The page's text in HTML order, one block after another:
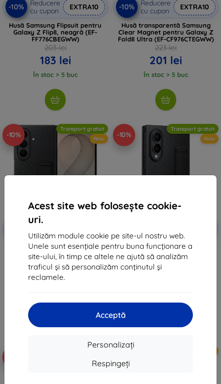
Acest site web folosește cookie-
uri.
Utilizăm module cookie pe site-ul nostru web.
Unele sunt esențiale pentru buna funcționare a
site-ului, în timp ce altele ne ajută să analizăm
traficul și să personalizăm conținutul și
reclamele.
Acceptă
Personalizați
Respingeți
-10%
Reducere
cu cupon
EXTRA10
Husă Samsung Flipsuit pentru
Galaxy Z Flip8, neagră (EF-
FF776CBEGWW)
203 lei
183 lei
În stoc > 5 buc
-10%
Reducere
cu cupon
EXTRA10
Husă transparentă Samsung
Clear Magnet pentru Galaxy Z
Fold8 Ultra (EF-CF976CTEGWW)
223 lei
201 lei
În stoc > 5 buc
-10%
Transport gratuit
Nou
Reducere
cu cupon
Husă Samsung Carbon Standing
pentru Galaxy Z Fold8 Ultra
neagră (EF-XF976SBEGWW)
368 lei
331 lei
-10%
Transport gratuit
Nou
cu cupon
Husă Samsung Carbon Standing
pentru Galaxy Z Fold8 neagră
(EF-XF971SBEGWW)
368 lei